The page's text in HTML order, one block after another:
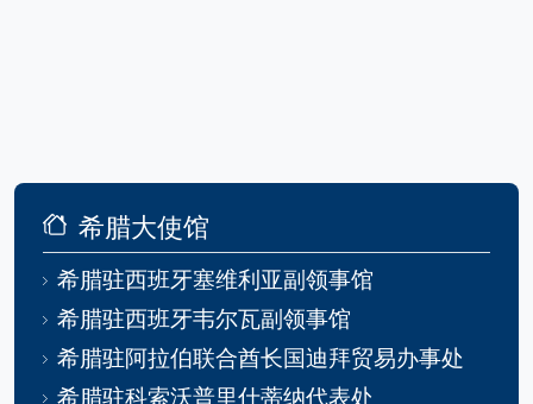
希腊大使馆
希腊驻西班牙塞维利亚副领事馆
希腊驻西班牙韦尔瓦副领事馆
希腊驻阿拉伯联合酋长国迪拜贸易办事处
希腊驻科索沃普里什蒂纳代表处